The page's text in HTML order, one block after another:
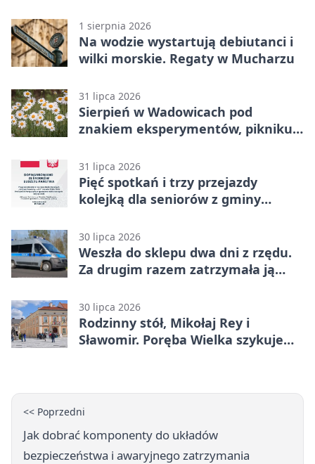
1 sierpnia 2026
Na wodzie wystartują debiutanci i
wilki morskie. Regaty w Mucharzu
31 lipca 2026
Sierpień w Wadowicach pod
znakiem eksperymentów, pikniku i
31 lipca 2026
Pięć spotkań i trzy przejazdy
kolejką dla seniorów z gminy
30 lipca 2026
Weszła do sklepu dwa dni z rzędu.
Za drugim razem zatrzymała ją
30 lipca 2026
Rodzinny stół, Mikołaj Rey i
Sławomir. Poręba Wielka szykuje
<< Poprzedni
Jak dobrać komponenty do układów
bezpieczeństwa i awaryjnego zatrzymania